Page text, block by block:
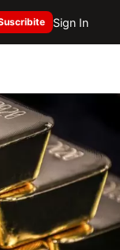
Sign In